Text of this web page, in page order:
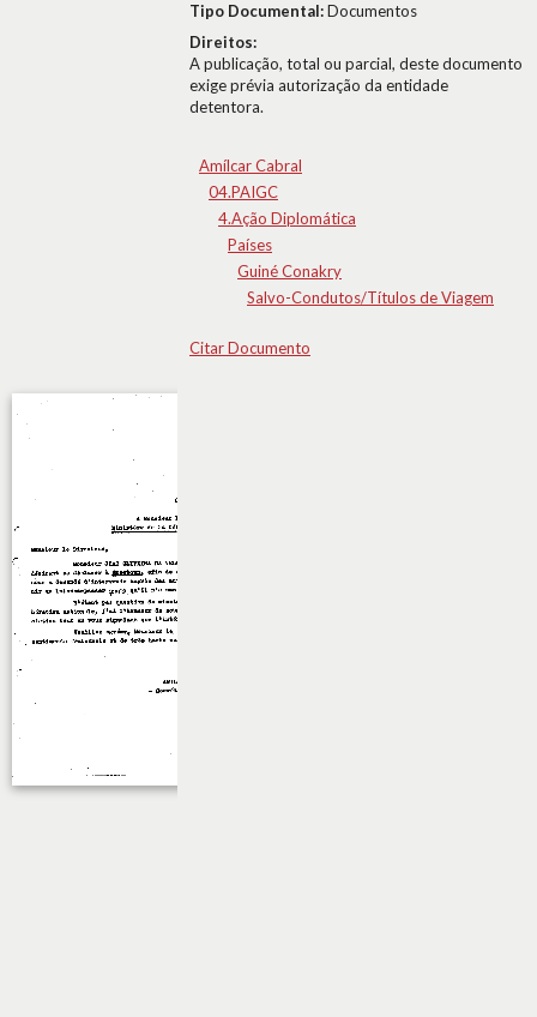
Tipo Documental:Documentos
Direitos:
A publicação, total ou parcial, deste documento
exige prévia autorização da entidade
detentora.
Amílcar Cabral
04.PAIGC
4.Ação Diplomática
Países
Guiné Conakry
Salvo-Condutos/Títulos de Viagem
Citar Documento